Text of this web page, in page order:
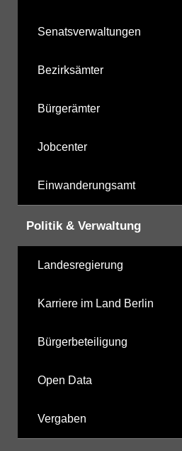
Senatsverwaltungen
Bezirksämter
Bürgerämter
Jobcenter
Einwanderungsamt
Politik & Verwaltung
Landesregierung
Karriere im Land Berlin
Bürgerbeteiligung
Open Data
Vergaben